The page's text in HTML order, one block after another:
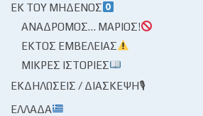
ΕΚ ΤΟΥ ΜΗΔΕΝΌΣ
ΑΝΆΔΡΟΜΟΣ… ΜΆΡΙΟΣ!
ΕΚΤΌΣ ΕΜΒΈΛΕΙΑΣ
ΜΙΚΡΈΣ ΙΣΤΟΡΊΕΣ
ΕΚΔΗΛΏΣΕΙΣ / ΔΙΆΣΚΕΨΗ🎙
ΕΛΛΆΔΑ